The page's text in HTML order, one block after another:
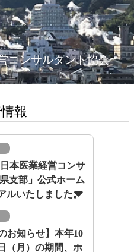
コンサルタント協会
報
本医業経営コンサ
支部」公式ホーム
ルいたしました。
お知らせ】本年10
（月）の期間、ホ